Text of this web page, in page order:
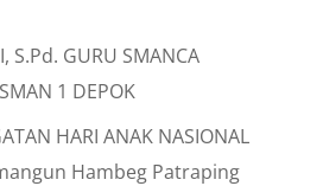
S.Pd. GURU SMANCA
1 DEPOK
HARI ANAK NASIONAL
Hambeg Patraping